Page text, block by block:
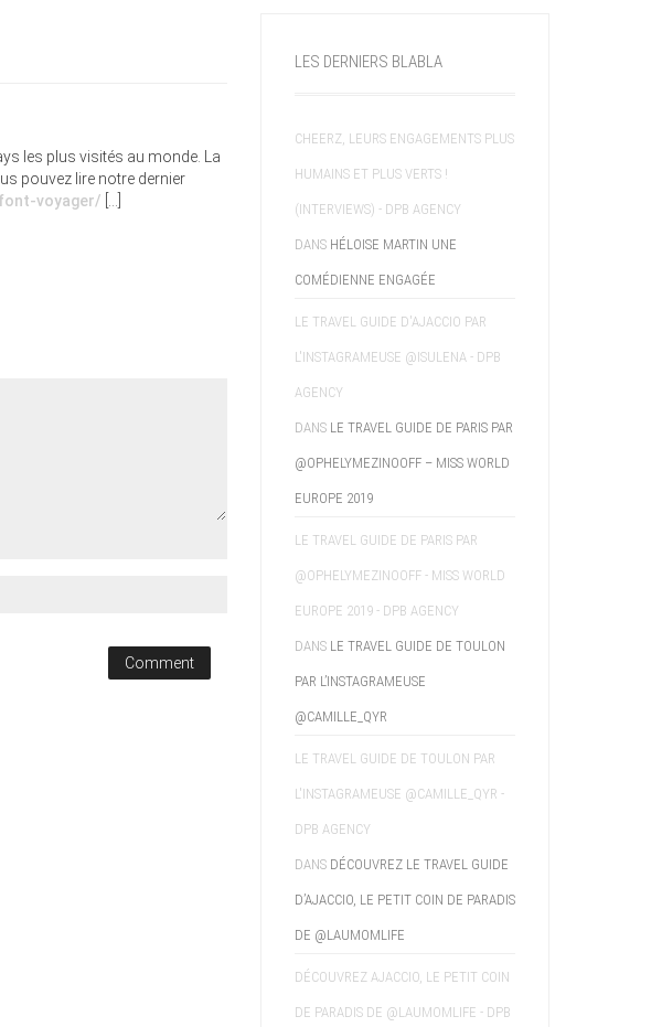
les plus visités au monde. La
pouvez lire notre dernier
voyager/
LES DERNIERS BLABLA
CHEERZ, LEURS ENGAGEMENTS PLUS
HUMAINS ET PLUS VERTS !
(INTERVIEWS) - DPB AGENCY
DANS HÉLOISE MARTIN UNE
COMÉDIENNE ENGAGÉE
LE TRAVEL GUIDE D'AJACCIO PAR
L'INSTAGRAMEUSE @ISULENA - DPB
AGENCY
DANS LE TRAVEL GUIDE DE PARIS PAR
@OPHELYMEZINOOFF – MISS WORLD
EUROPE 2019
LE TRAVEL GUIDE DE PARIS PAR
@OPHELYMEZINOOFF - MISS WORLD
EUROPE 2019 - DPB AGENCY
DANS LE TRAVEL GUIDE DE TOULON
PAR L’INSTAGRAMEUSE
@CAMILLE_QYR
LE TRAVEL GUIDE DE TOULON PAR
L'INSTAGRAMEUSE @CAMILLE_QYR -
DPB AGENCY
DANS DÉCOUVREZ LE TRAVEL GUIDE
D’AJACCIO, LE PETIT COIN DE PARADIS
DE @LAUMOMLIFE
DÉCOUVREZ AJACCIO, LE PETIT COIN
DE PARADIS DE @LAUMOMLIFE - DPB